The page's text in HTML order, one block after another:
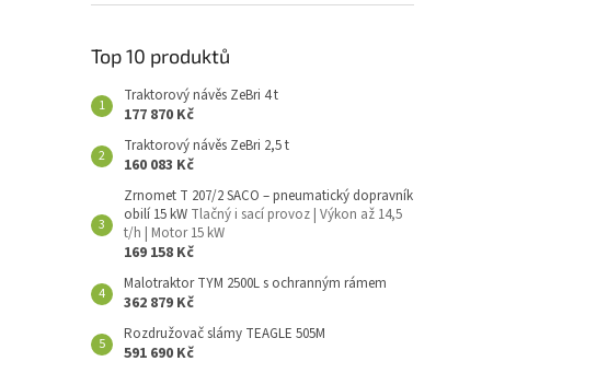
Top 10 produktů
Traktorový návěs ZeBri 4 t
177 870 Kč
Traktorový návěs ZeBri 2,5 t
160 083 Kč
Zrnomet T 207/2 SACO – pneumatický dopravník
obilí 15 kW Tlačný i sací provoz | Výkon až 14,5
t/h | Motor 15 kW
169 158 Kč
Malotraktor TYM 2500L s ochranným rámem
362 879 Kč
Rozdružovač slámy TEAGLE 505M
591 690 Kč